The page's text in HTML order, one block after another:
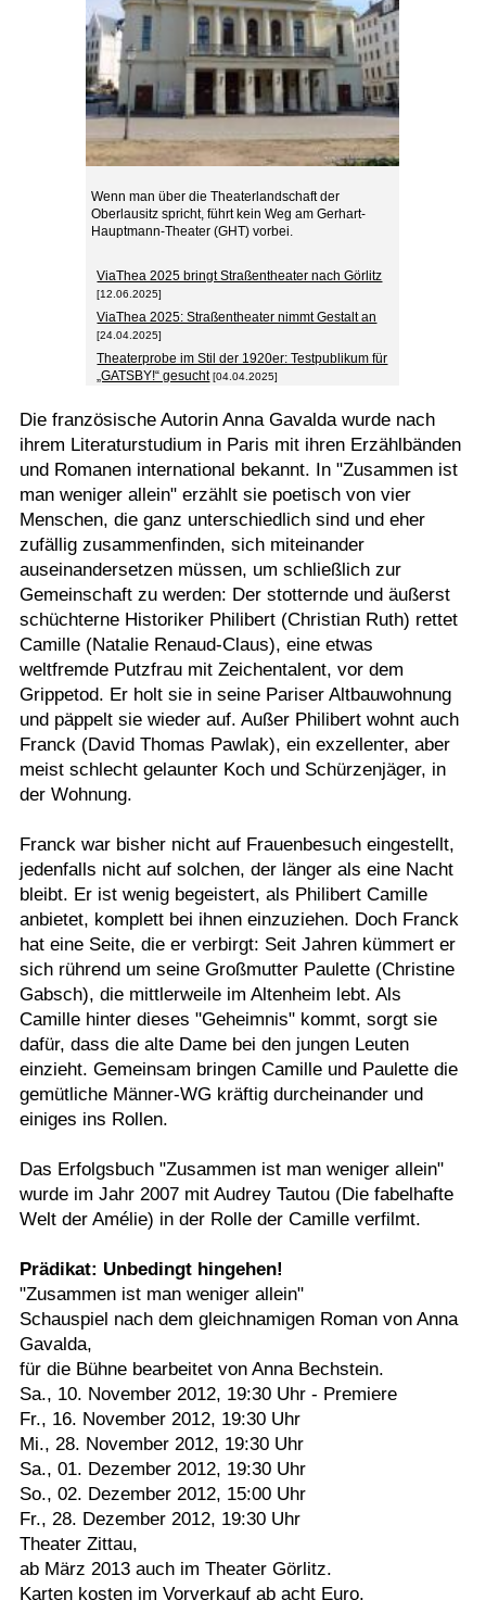
Wenn man über die Theaterlandschaft der
Oberlausitz spricht, führt kein Weg am Gerhart-
Hauptmann-Theater (GHT) vorbei.
ViaThea 2025 bringt Straßentheater nach Görlitz
[12.06.2025]
ViaThea 2025: Straßentheater nimmt Gestalt an
[24.04.2025]
Theaterprobe im Stil der 1920er: Testpublikum für
„GATSBY!“ gesucht [04.04.2025]
Die französische Autorin Anna Gavalda wurde nach
ihrem Literaturstudium in Paris mit ihren Erzählbänden
und Romanen international bekannt. In "Zusammen ist
man weniger allein" erzählt sie poetisch von vier
Menschen, die ganz unterschiedlich sind und eher
zufällig zusammenfinden, sich miteinander
auseinandersetzen müssen, um schließlich zur
Gemeinschaft zu werden: Der stotternde und äußerst
schüchterne Historiker Philibert (Christian Ruth) rettet
Camille (Natalie Renaud-Claus), eine etwas
weltfremde Putzfrau mit Zeichentalent, vor dem
Grippetod. Er holt sie in seine Pariser Altbauwohnung
und päppelt sie wieder auf. Außer Philibert wohnt auch
Franck (David Thomas Pawlak), ein exzellenter, aber
meist schlecht gelaunter Koch und Schürzenjäger, in
der Wohnung.
Franck war bisher nicht auf Frauenbesuch eingestellt,
jedenfalls nicht auf solchen, der länger als eine Nacht
bleibt. Er ist wenig begeistert, als Philibert Camille
anbietet, komplett bei ihnen einzuziehen. Doch Franck
hat eine Seite, die er verbirgt: Seit Jahren kümmert er
sich rührend um seine Großmutter Paulette (Christine
Gabsch), die mittlerweile im Altenheim lebt. Als
Camille hinter dieses "Geheimnis" kommt, sorgt sie
dafür, dass die alte Dame bei den jungen Leuten
einzieht. Gemeinsam bringen Camille und Paulette die
gemütliche Männer-WG kräftig durcheinander und
einiges ins Rollen.
Das Erfolgsbuch "Zusammen ist man weniger allein"
wurde im Jahr 2007 mit Audrey Tautou (Die fabelhafte
Welt der Amélie) in der Rolle der Camille verfilmt.
Prädikat: Unbedingt hingehen!
"Zusammen ist man weniger allein"
Schauspiel nach dem gleichnamigen Roman von Anna
Gavalda,
für die Bühne bearbeitet von Anna Bechstein.
Sa., 10. November 2012, 19:30 Uhr - Premiere
Fr., 16. November 2012, 19:30 Uhr
Mi., 28. November 2012, 19:30 Uhr
Sa., 01. Dezember 2012, 19:30 Uhr
So., 02. Dezember 2012, 15:00 Uhr
Fr., 28. Dezember 2012, 19:30 Uhr
Theater Zittau,
ab März 2013 auch im Theater Görlitz.
Karten kosten im Vorverkauf ab acht Euro.